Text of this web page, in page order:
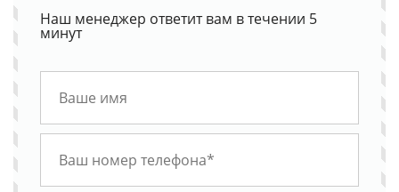
Наш менеджер ответит вам в течении 5
минут